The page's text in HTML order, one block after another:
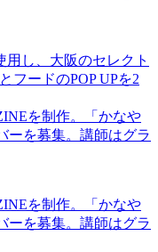
用し、大阪のセレクト
フードのPOP UPを2
を制作。「かなや
ーを募集。講師はグラ
を制作。「かなや
ーを募集。講師はグラ